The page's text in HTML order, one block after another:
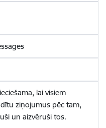
lai visiem
ziņojumus pēc tam,
un aizvēruši tos.